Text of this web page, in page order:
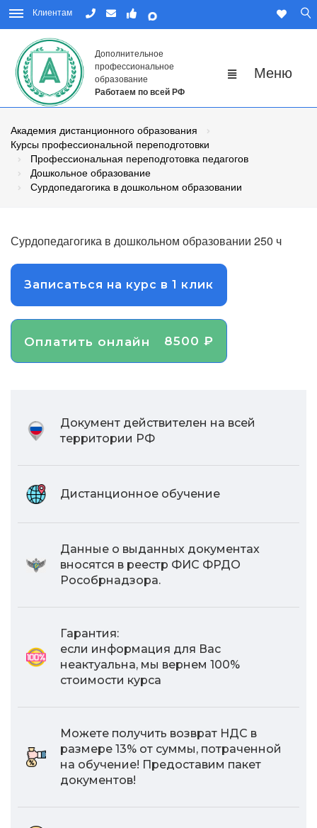
Клиентам
Дополнительное
профессиональное
образование
Работаем по всей РФ
Академия дистанционного образования
Курсы профессиональной переподготовки
Профессиональная переподготовка педагогов
Дошкольное образование
Сурдопедагогика в дошкольном образовании
Сурдопедагогика в дошкольном образовании 250 ч
Записаться на курс в 1 клик
Оплатить онлайн 8500 ₽
Документ действителен на всей
территории РФ
Дистанционное обучение
Данные о выданных документах
вносятся в реестр ФИС ФРДО
Рособрнадзора.
Гарантия:
если информация для Вас
неактуальна, мы вернем 100%
стоимости курса
Можете получить возврат НДС в
размере 13% от суммы, потраченной
на обучение! Предоставим пакет
документов!